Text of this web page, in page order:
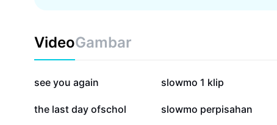
VideoGambar
626,4 rb
see you again 226,2 rb
slowmo 1 klip
70,6 rb
the last day ofschol 36,6 rb
slowmo perpisahan